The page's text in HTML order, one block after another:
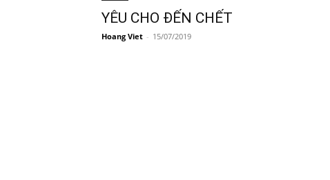
YÊU CHO ĐẾN CHẾT
Hoang Viet - 15/07/2019